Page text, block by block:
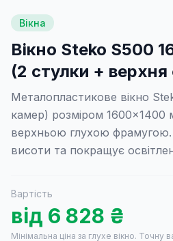
Вікна
Вікно Steko S500
(2 стулки +
Металопластикове вікно
камер) розміром 1600×1400
верхньою глухою
висоти та покращує
Вартість
від 6 828 ₴
Мінімальна ціна за глухе вікно. Точну